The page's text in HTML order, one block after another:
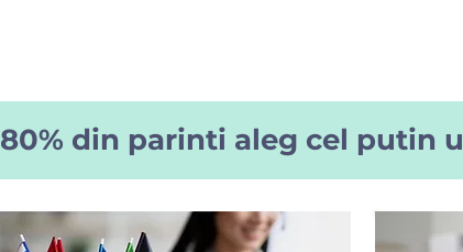
80% din parinti aleg cel putin